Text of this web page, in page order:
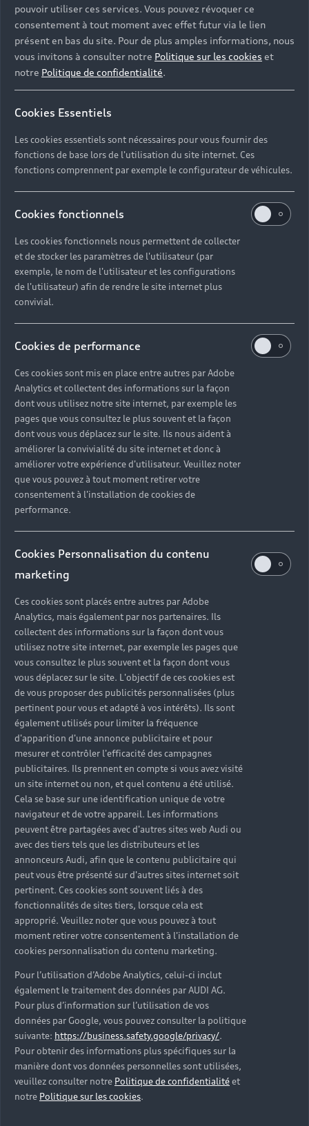
La visibilité préservée, par
tous les temps.
Jusqu’au 31 décembre, profitez de la franchise et des
balais d’essuie-glace offerts⁽²⁾ pour tout
remplacement de pare-brise.
Prendre rendez-vous
3 ans de sérénité sur vos
pneumatiques.
Chaque pneumatique posé chez votre Partenaire
Audi est couvert pendant 3 ans par la Garantie
Pourquoi choisir Audi
Service ?
Avec Audi Service, votre Audi bénéficie d'une
expertise haut de gamme. Nos spécialistes sont
formés en continu aux technologies Audi pour vous
offrir un entretien sur mesure. Profitez de nombreux
services et solutions adaptés à chacun de vos
besoins.
pouvoir utiliser ces services. Vous pouvez révoquer ce
consentement à tout moment avec effet futur via le lien
présent en bas du site. Pour de plus amples informations, nous
vous invitons à consulter notre Politique sur les cookies et
notre Politique de confidentialité.
Cookies Essentiels
Les cookies essentiels sont nécessaires pour vous fournir des
fonctions de base lors de l'utilisation du site internet. Ces
fonctions comprennent par exemple le configurateur de véhicules.
Cookies fonctionnels
Les cookies fonctionnels nous permettent de collecter
et de stocker les paramètres de l'utilisateur (par
exemple, le nom de l'utilisateur et les configurations
de l'utilisateur) afin de rendre le site internet plus
convivial.
Cookies de performance
Ces cookies sont mis en place entre autres par Adobe
Analytics et collectent des informations sur la façon
dont vous utilisez notre site internet, par exemple les
pages que vous consultez le plus souvent et la façon
dont vous vous déplacez sur le site. Ils nous aident à
améliorer la convivialité du site internet et donc à
améliorer votre expérience d'utilisateur. Veuillez noter
que vous pouvez à tout moment retirer votre
consentement à l'installation de cookies de
performance.
Cookies Personnalisation du contenu
marketing
Ces cookies sont placés entre autres par Adobe
Analytics, mais également par nos partenaires. Ils
collectent des informations sur la façon dont vous
utilisez notre site internet, par exemple les pages que
vous consultez le plus souvent et la façon dont vous
vous déplacez sur le site. L'objectif de ces cookies est
de vous proposer des publicités personnalisées (plus
pertinent pour vous et adapté à vos intérêts). Ils sont
également utilisés pour limiter la fréquence
d'apparition d'une annonce publicitaire et pour
mesurer et contrôler l'efficacité des campagnes
publicitaires. Ils prennent en compte si vous avez visité
un site internet ou non, et quel contenu a été utilisé.
Cela se base sur une identification unique de votre
navigateur et de votre appareil. Les informations
peuvent être partagées avec d'autres sites web Audi ou
avec des tiers tels que les distributeurs et les
annonceurs Audi, afin que le contenu publicitaire qui
peut vous être présenté sur d'autres sites internet soit
pertinent. Ces cookies sont souvent liés à des
fonctionnalités de sites tiers, lorsque cela est
approprié. Veuillez noter que vous pouvez à tout
moment retirer votre consentement à l'installation de
cookies personnalisation du contenu marketing.
Pour l’utilisation d’Adobe Analytics, celui-ci inclut
également le traitement des données par AUDI AG.
Pour plus d’information sur l’utilisation de vos
données par Google, vous pouvez consulter la politique
suivante: https://business.safety.google/privacy/.
Pour obtenir des informations plus spécifiques sur la
manière dont vos données personnelles sont utilisées,
veuillez consulter notre Politique de confidentialitéet
notre Politique sur les cookies.